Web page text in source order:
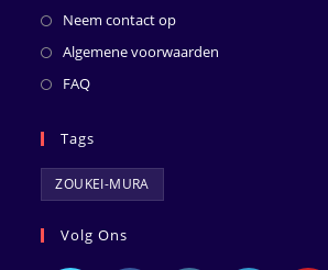
Neem contact op
Algemene voorwaarden
FAQ
Tags
ZOUKEI-MURA
Volg Ons